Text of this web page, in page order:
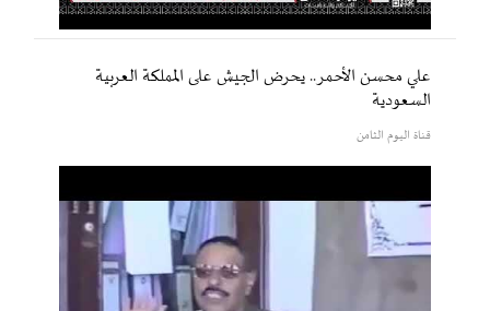
علي محسن الأحمر.. يحرض الجيش على المملكة العربية
السعودية
قناة اليوم الثامن